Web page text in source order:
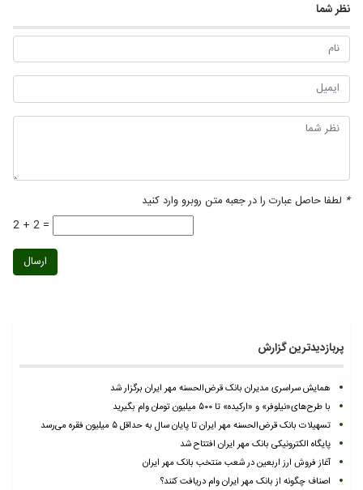
نظر شما
* لطفا حاصل عبارت را در جعبه متن روبرو وارد کنید
2 + 2 =
ارسال
پربازدیدترین گزارش
همایش سراسری مدیران بانک قرض‌الحسنه مهر ایران برگزار شد
با طرح‌های«نیلوفر» و «ارکیده» تا ۵۰۰ میلیون تومان وام بگیرید
تسهیلات بانک قرض‌الحسنه مهر ایران تا پایان سال به حداقل ۵ میلیون فقره می‌رسد
پایگاه الکترونیکی بانک مهر ایران افتتاح شد
آغاز فروش ارز اربعین در شعب منتخب بانک مهر ایران
اصناف چگونه از بانک مهر ایران وام دریافت کنند؟